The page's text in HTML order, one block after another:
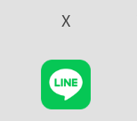
X